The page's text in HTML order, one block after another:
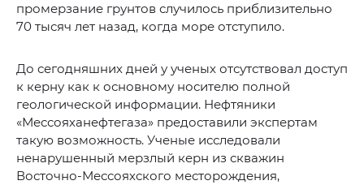
промерзание грунтов случилось приблизительно
70 тысяч лет назад, когда море отступило.
До сегодняшних дней у ученых отсутствовал доступ
к керну как к основному носителю полной
геологической информации. Нефтяники
«Мессояханефтегаза» предоставили экспертам
такую возможность. Ученые исследовали
ненарушенный мерзлый керн из скважин
Восточно-Мессояхского месторождения,